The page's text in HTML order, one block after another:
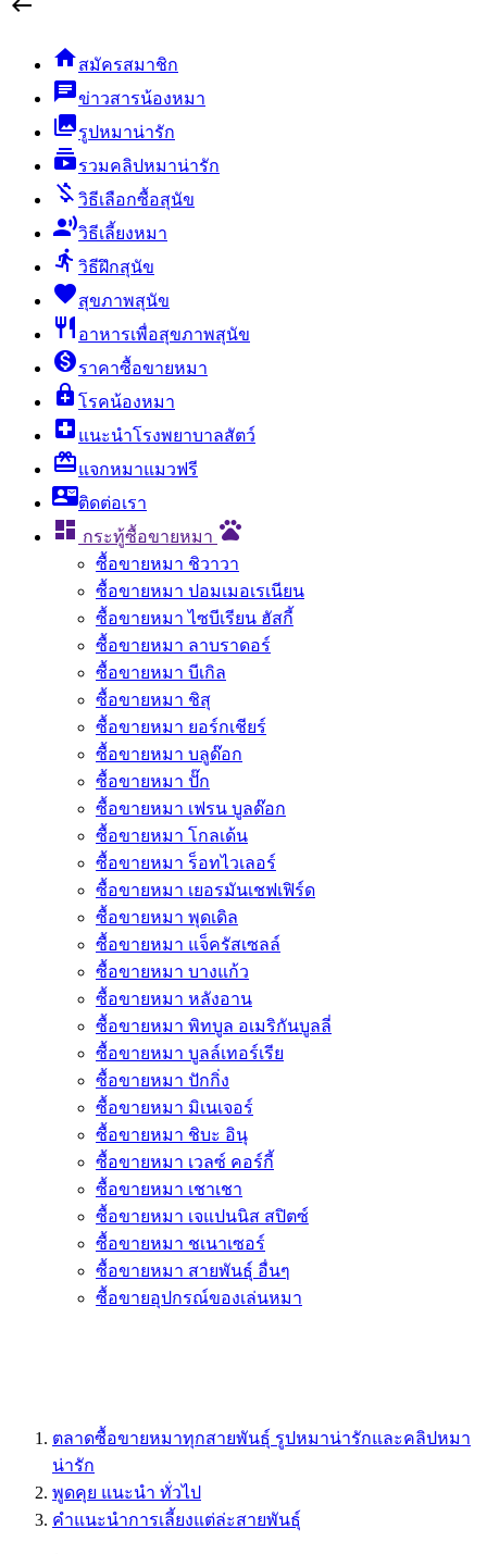

สมัครสมาชิก
chatข่าวสารน้องหมา
collectionsรูปหมาน่ารัก
subscriptionsรวมคลิปหมาน่ารัก
money_off วิธีเลือกซื้อสุนัข
record_voice_overวิธีเลี้ยงหมา
directions_run วิธีฝึกสุนัข
favoriteสุขภาพสุนัข
restaurant อาหารเพื่อสุขภาพสุนัข
monetization_onราคาซื้อขายหมา
enhanced_encryption โรคน้องหมา
local_hospital แนะนำโรงพยาบาลสัตว์
card_giftcardแจกหมาแมวฟรี
contact_mailติดต่อเรา
 กระทู้ซื้อขายหมา pets
ซื้อขายหมา ชิวาวา
ซื้อขายหมา ปอมเมอเรเนียน
ซื้อขายหมา ไซบีเรียน ฮัสกี้
ซื้อขายหมา ลาบราดอร์
ซื้อขายหมา บีเกิล
ซื้อขายหมา ชิสุ
ซื้อขายหมา ยอร์กเชียร์
ซื้อขายหมา บลูด๊อก
ซื้อขายหมา ปั๊ก
ซื้อขายหมา เฟรน บูลด๊อก
ซื้อขายหมา โกลเด้น
ซื้อขายหมา ร็อทไวเลอร์
ซื้อขายหมา เยอรมันเชฟเฟิร์ด
ซื้อขายหมา พุดเดิล
ซื้อขายหมา แจ็ครัสเซลล์
ซื้อขายหมา บางแก้ว
ซื้อขายหมา หลังอาน
ซื้อขายหมา พิทบูล อเมริกันบูลลี่
ซื้อขายหมา บูลล์เทอร์เรีย
ซื้อขายหมา ปักกิ่ง
ซื้อขายหมา มิเนเจอร์
ซื้อขายหมา ชิบะ อินุ
ซื้อขายหมา เวลซ์ คอร์กี้
ซื้อขายหมา เชาเชา
ซื้อขายหมา เจแปนนิส สปิตซ์
ซื้อขายหมา ชเนาเซอร์
ซื้อขายหมา สายพันธุ์ อื่นๆ
ซื้อขายอุปกรณ์ของเล่นหมา
ตลาดซื้อขายหมาทุกสายพันธุ์ รูปหมาน่ารักและคลิปหมา
น่ารัก
พูดคุย แนะนำ ทั่วไป
คำแนะนำการเลี้ยงแต่ล่ะสายพันธุ์